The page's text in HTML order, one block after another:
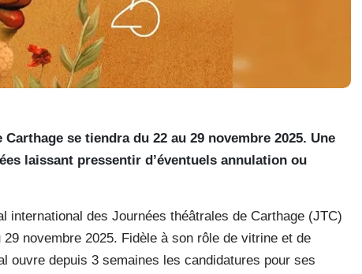
se tiendra du 22 au 29 novembre 2025. Une
laissant pressentir d’éventuels annulation ou
des Journées théâtrales de Carthage (JTC)
29 novembre 2025. Fidèle à son rôle de vitrine et de
ouvre depuis 3 semaines les candidatures pour ses